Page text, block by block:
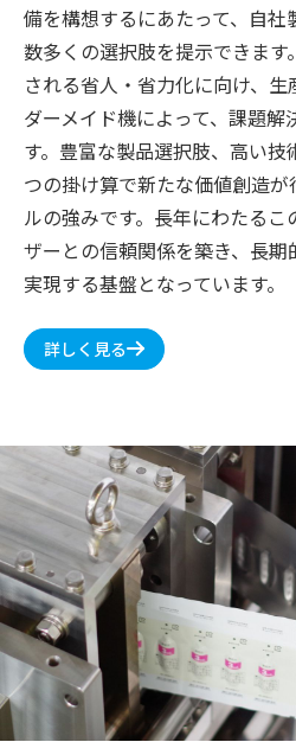
備を構想するにあたって、自
数多くの選択肢を提示できま
される省人・省力化に向け、
ダーメイド機によって、課題解
す。豊富な製品選択肢、高い技
つの掛け算で新たな価値創造
ルの強みです。長年にわたる
ザーとの信頼関係を築き、長
実現する基盤となっています。
詳しく見る